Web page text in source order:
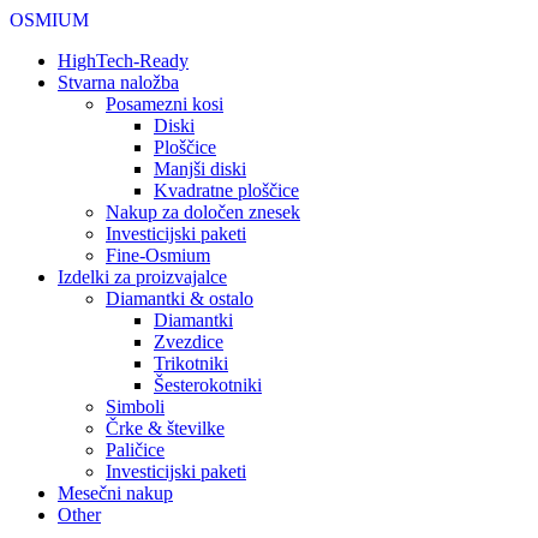
OSMIUM
HighTech-Ready
Stvarna naložba
Posamezni kosi
Diski
Ploščice
Manjši diski
Kvadratne ploščice
Nakup za določen znesek
Investicijski paketi
Fine-Osmium
Izdelki za proizvajalce
Diamantki & ostalo
Diamantki
Zvezdice
Trikotniki
Šesterokotniki
Simboli
Črke & številke
Paličice
Investicijski paketi
Mesečni nakup
Other